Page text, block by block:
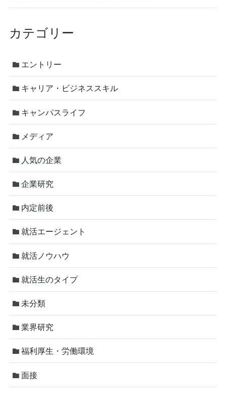
カテゴリー
エントリー
キャリア・ビジネススキル
キャンパスライフ
メディア
人気の企業
企業研究
内定前後
就活エージェント
就活ノウハウ
就活生のタイプ
未分類
業界研究
福利厚生・労働環境
面接